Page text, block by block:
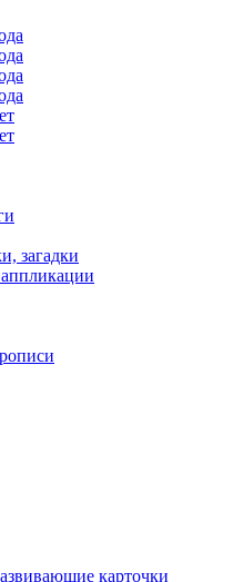
загадки
карточки